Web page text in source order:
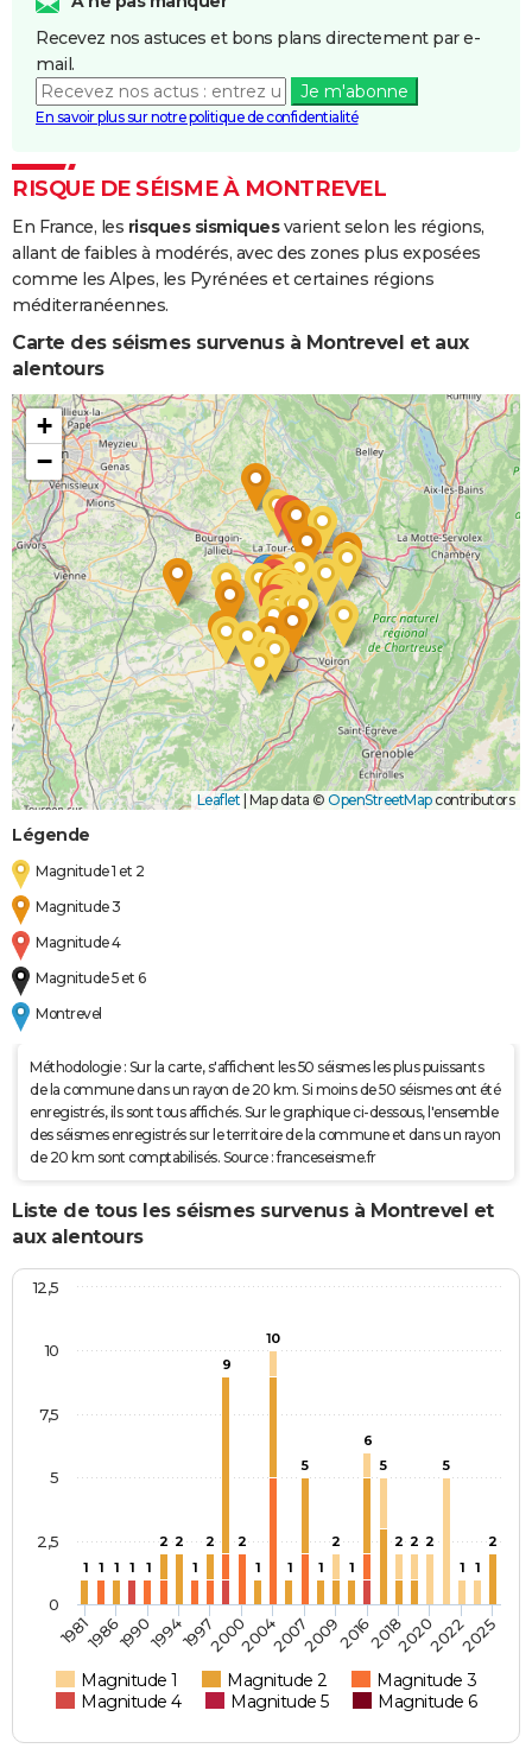
Recevez nos astuces et bons plans directement par e-
mail.
Je m'abonne
En savoir plus sur notre politique de confidentialité
RISQUE DE SÉISME À MONTREVEL
En France, les risques sismiquesvarient selon les régions,
allant de faibles à modérés, avec des zones plus exposées
comme les Alpes, les Pyrénées et certaines régions
méditerranéennes.
Carte des séismes survenus à Montrevel et aux
alentours
+
−
Leaflet Map data © OpenStreetMapcontributors
Légende
Magnitude 1 et 2
Magnitude 3
Magnitude 4
Magnitude 5 et 6
Montrevel
Méthodologie : Sur la carte, s'affichent les 50 séismes les plus puissants
de la commune dans un rayon de 20 km. Si moins de 50 séismes ont été
enregistrés, ils sont tous affichés. Sur le graphique ci-dessous, l'ensemble
des séismes enregistrés sur le territoire de la commune et dans un rayon
de 20 km sont comptabilisés. Source : franceseisme.fr
Liste de tous les séismes survenus à Montrevel et
aux alentours
1 1 1 1 1
2 2
1
2
9
2
1
10
1
5
1
2
1
6
5
2 2 2
5
1 1
2
Magnitude 1 Magnitude 2
Magnitude 3
Magnitude 4
Magnitude 5 Magnitude 6
19811986199019941997200020042007200920162018202020222025
0
2,5
5
7,5
10
12,5